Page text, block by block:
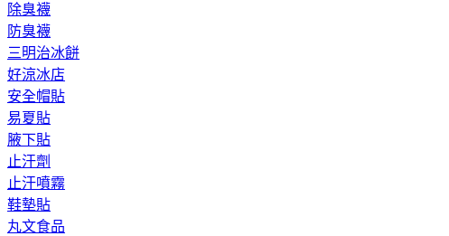
除臭襪
防臭襪
三明治冰餅
好涼冰店
安全帽貼
易夏貼
腋下貼
止汗劑
止汗噴霧
鞋墊貼
丸文食品